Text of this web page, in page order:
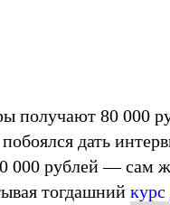
получают 80 000
дать
000 рублей — сам
тогдашний курс